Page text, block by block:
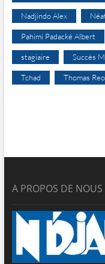
Nadjindo Alex
Pahimi Padacké Albert
stagiaire Succès
Tchad Thomas
A PROPOS DE NOUS